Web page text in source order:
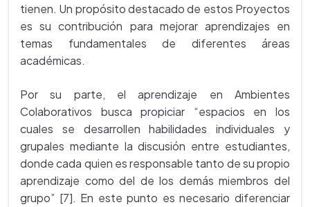
tienen. Un propósito destacado de estos Proyectos
es su contribución para mejorar aprendizajes en
temas fundamentales de diferentes áreas
académicas.
Por su parte, el aprendizaje en Ambientes
Colaborativos busca propiciar “espacios en los
cuales se desarrollen habilidades individuales y
grupales mediante la discusión entre estudiantes,
donde cada quien es responsable tanto de su propio
aprendizaje como del de los demás miembros del
grupo” [7]. En este punto es necesario diferenciar